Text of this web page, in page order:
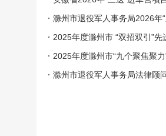
滁州市退役军人事务局2026年
项目中标结果公示
2025年度滁州市 “双招双引”
荐对象公示
2025年度滁州市“九个聚焦聚
动先进个人拟正式推荐对象公
滁州市退役军人事务局法律顾